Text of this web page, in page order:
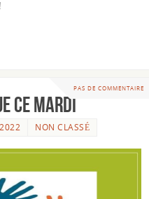
PAS DE COMMENTAIRE
ce mardi
NON CLASSÉ